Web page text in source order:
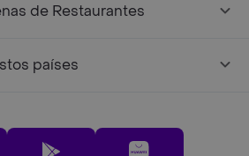
de Restaurantes
países